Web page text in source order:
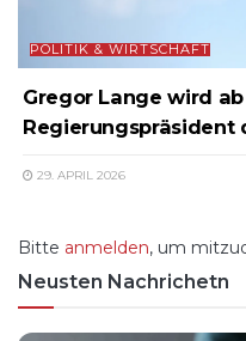
POLITIK & WIRTSCHAFT
Gregor Lange wird
Regierungspräsident
29. APRIL 2026
Bitte anmelden, um
Neusten Nachrichetn